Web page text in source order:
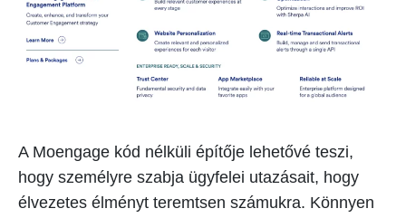
A Moengage kód nélküli építője lehetővé teszi,
hogy személyre szabja ügyfelei utazásait, hogy
élvezetes élményt teremtsen számukra. Könnyen